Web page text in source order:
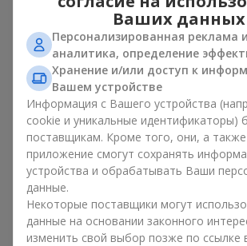
Цветочная корзина — универсальный
возраста. Стильные ручные композиции
передать любые эмоции: благодарность,
поддержку,любовь
Виды цветочных
Гнивань: классика,
минимализм
Ассортимент цветочных корзин на
варианты на любой вкус:
Классические композиции—
хризантемв строгих формах;
Ваших данных
Персонализированная реклама
аналитика, определение
Хранение и/или доступ к
Вашем устройстве
Информация с Вашего устройства
cookie и уникальные идентификаторы)
поставщикам. Кроме того, они, а
приложение смогут сохранять
устройства и обрабатывать Ваши
данные.
Некоторые поставщики могут
данные на основании законного
изменить свой выбор позже по ссылке